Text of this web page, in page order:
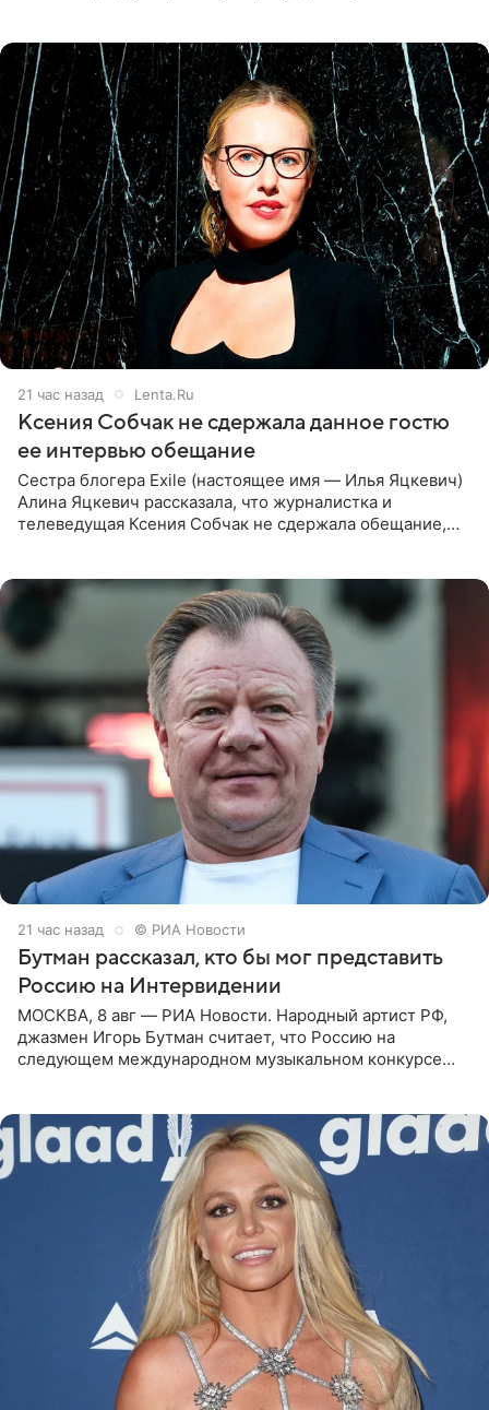
21 час назад Lenta.Ru
Ксения Собчак не сдержала данное гостю
ее интервью обещание
Сестра блогера Exile (настоящее имя — Илья Яцкевич)
Алина Яцкевич рассказала, что журналистка и
телеведущая Ксения Собчак не сдержала обещание,
21 час назад © РИА Новости
Бутман рассказал, кто бы мог представить
Россию на Интервидении
МОСКВА, 8 авг — РИА Новости. Народный артист РФ,
джазмен Игорь Бутман считает, что Россию на
следующем международном музыкальном конкурсе